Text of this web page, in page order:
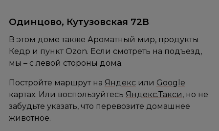
Одинцово, Кутузовская 72В
В этом доме также Ароматный мир, продукты
Кедр и пункт Ozon. Если смотреть на подъезд,
мы – с левой стороны дома.
Постройте маршрут на Яндексили Google
картах. Или воспользуйтесь Яндекс.Такси, но не
забудьте указать, что перевозите домашнее
животное.